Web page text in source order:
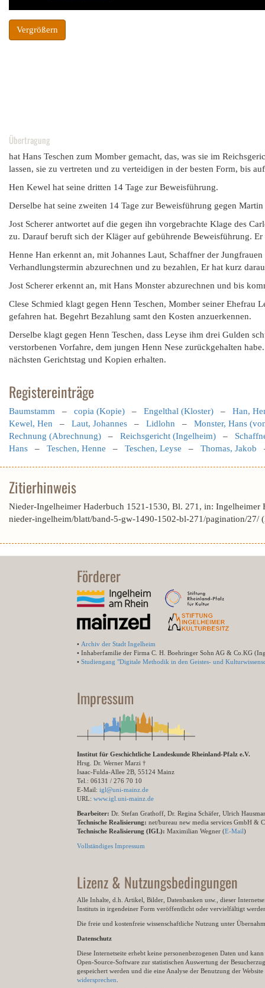
Vergrößern
Übertragung
hat Hans Teschen zum Momber gemacht, das, was sie im
lassen, sie zu vertreten und zu verteidigen in der besten Form, bis
Hen Kewel hat seine dritten 14 Tage zur Beweisführung.
Derselbe hat seine zweiten 14 Tage zur Beweisführung gegen
Jost Scherer antwortet auf die gegen ihn vorgebrachte Klage des
zu. Darauf beruft sich der Kläger auf gebührende Beweisführung.
Henne Han erkennt an, mit Johannes Laut, Schaffner der
Verhandlungstermin abzurechnen und zu bezahlen, Er hat kurz
Jost Scherer erkennt an, mit Hans Monster abzurechnen und bis
Clese Schmied klagt gegen Henn Teschen, Momber seiner
gefahren hat. Begehrt Bezahlung samt den Kosten anzuerkennen.
Derselbe klagt gegen Henn Teschen, dass Leyse ihm drei Gulden
verstorbenen Vorfahre, dem jungen Henn Nese zurückgehalten
nächsten Gerichtstag und Kopien erhalten.
Registereinträge
Baumstamm – copia (Kopie) – Engelthal (Kloster) – Han,
Kewel, Hen – Laut, Johannes – Lidlohn – Monster, Hans
Rechnung (Abrechnung) – Reichsgericht (Ingelheim) –
Hans – Teschen, Henne – Teschen, Leyse – Thomas, Jakob
Zitierhinweis
Nieder-Ingelheimer Haderbuch 1521-1530, Bl. 271, in:
nieder-ingelheim/blatt/band-5-gw-1490-1502-bl-271/pagination/27/
Förderer
• Archiv der Stadt Ingelheim
• Inhaberfamilie der Firma C. H. Boehringer Sohn AG & Co.KG
• Studiengang "Digitale Methodik in den Geistes- und
Impressum
Institut für Geschichtliche Landeskunde Rheinland-Pfalz e.V.
Hrsg. Dr. Werner Marzi †
Isaac-Fulda-Allee 2B, 55124 Mainz
Tel.: 06131 / 276 70 10
E-Mail: igl@uni-mainz.de
URL: www.igl.uni-mainz.de
Bearbeiter: Dr. Stefan Grathoff, Dr. Regina Schäfer, Ulrich
Technische Realisierung: net/bureau new media services GmbH &
Technische Realisierung (IGL): Maximilian Wegner (E-Mail)
Vollständiges Impressum
Lizenz & Nutzungsbedingungen
Alle Inhalte, d.h. Artikel, Bilder, Datenbanken usw., dieser
Instituts in irgendeiner Form veröffentlicht oder vervielfältigt
Die freie und kostenfreie wissenschaftliche Nutzung unter
Datenschutz
Diese Internetseite erhebt keine personenbezogenen Daten und
Open-Source-Software zur statistischen Auswertung der
gespeichert werden und die eine Analyse der Benutzung der
widersprechen